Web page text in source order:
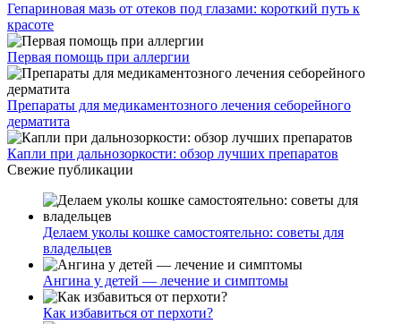
Гепариновая мазь от отеков под глазами: короткий путь к
красоте
Первая помощь при аллергии
Препараты для медикаментозного лечения себорейного
дерматита
Капли при дальнозоркости: обзор лучших препаратов
Свежие публикации
Делаем уколы кошке самостоятельно: советы для
владельцев
Ангина у детей — лечение и симптомы
Как избавиться от перхоти?